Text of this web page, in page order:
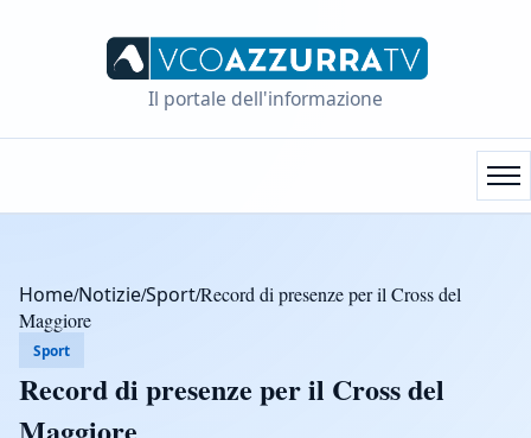
Il portale dell'informazione
Home/Notizie/Sport/Record di presenze per il Cross del
Maggiore
Sport
Record di presenze per il Cross del